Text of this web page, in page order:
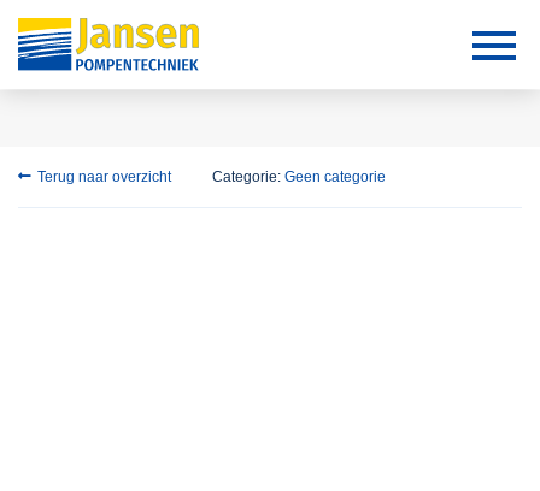
Terug naar overzicht Categorie: Geen categorie